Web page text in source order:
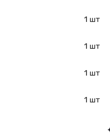
1 шт
1 шт
1 шт
1 шт